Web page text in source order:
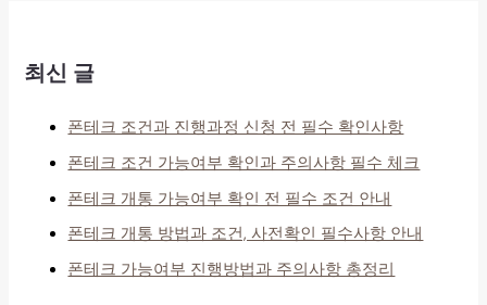
최신 글
폰테크 조건과 진행과정 신청 전 필수 확인사항
폰테크 조건 가능여부 확인과 주의사항 필수 체크
폰테크 개통 가능여부 확인 전 필수 조건 안내
폰테크 개통 방법과 조건, 사전확인 필수사항 안내
폰테크 가능여부 진행방법과 주의사항 총정리